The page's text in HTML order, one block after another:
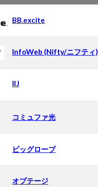
BB.excite
InfoWeb (Nifty/ニフティ)
IIJ
コミュファ光
ビッグローブ
オプテージ